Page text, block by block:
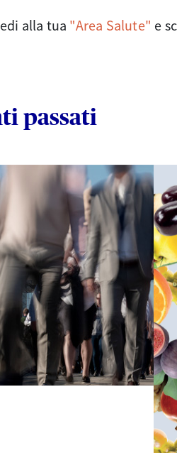
alla tua "Area Salute" e
passati